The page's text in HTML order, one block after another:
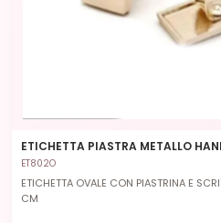
ETICHETTA PIASTRA METALLO
ET802O
ETICHETTA OVALE CON PIASTRINA E
CM